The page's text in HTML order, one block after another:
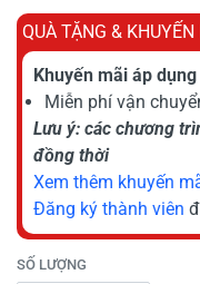
QUÀ TẶNG & KHUYẾN
Khuyến mãi áp
Miễn phí vận
Lưu ý: các chương
đồng thời
Xem thêm khuyến
Đăng ký thành viên
SỐ LƯỢNG